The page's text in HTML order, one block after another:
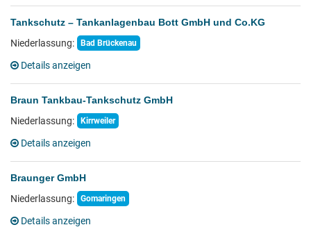
Tankschutz – Tankanlagenbau Bott GmbH und Co.KG
Niederlassung:
Bad Brückenau
Details anzeigen
Braun Tankbau-Tankschutz GmbH
Niederlassung:
Kirrweiler
Details anzeigen
Braunger GmbH
Niederlassung:
Gomaringen
Details anzeigen